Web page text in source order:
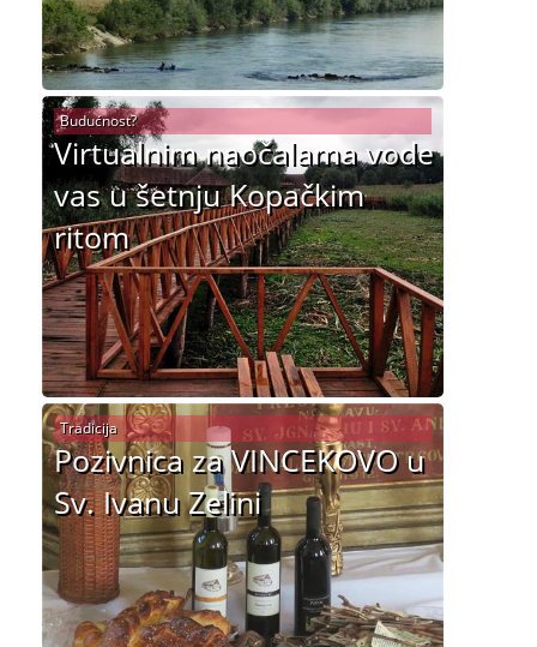
Virtualnim naočalama vode
vas u šetnju Kopačkim
ritom
Budućnost?
Pozivnica za VINCEKOVO u
Sv. Ivanu Zelini
Tradicija